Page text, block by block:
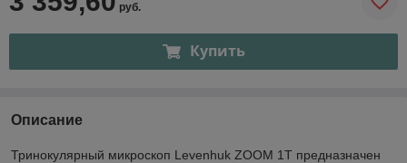
руб.
Купить
Описание
Тринокулярный микроскоп Levenhuk ZOOM 1T предназначен